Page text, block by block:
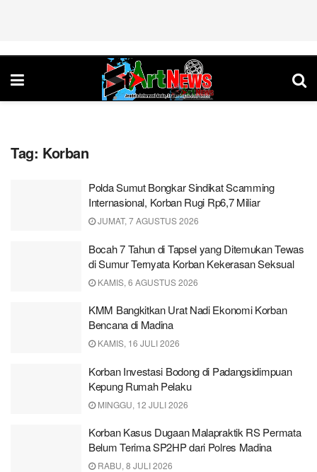
Tag: Korban
Polda Sumut Bongkar Sindikat Scamming
Internasional, Korban Rugi Rp6,7 Miliar
JUMAT, 7 AGUSTUS 2026
Bocah 7 Tahun di Tapsel yang Ditemukan Tewas
di Sumur Ternyata Korban Kekerasan Seksual
KAMIS, 6 AGUSTUS 2026
KMM Bangkitkan Urat Nadi Ekonomi Korban
Bencana di Madina
KAMIS, 16 JULI 2026
Korban Investasi Bodong di Padangsidimpuan
Kepung Rumah Pelaku
MINGGU, 12 JULI 2026
Korban Kasus Dugaan Malapraktik RS Permata
Belum Terima SP2HP dari Polres Madina
RABU, 8 JULI 2026